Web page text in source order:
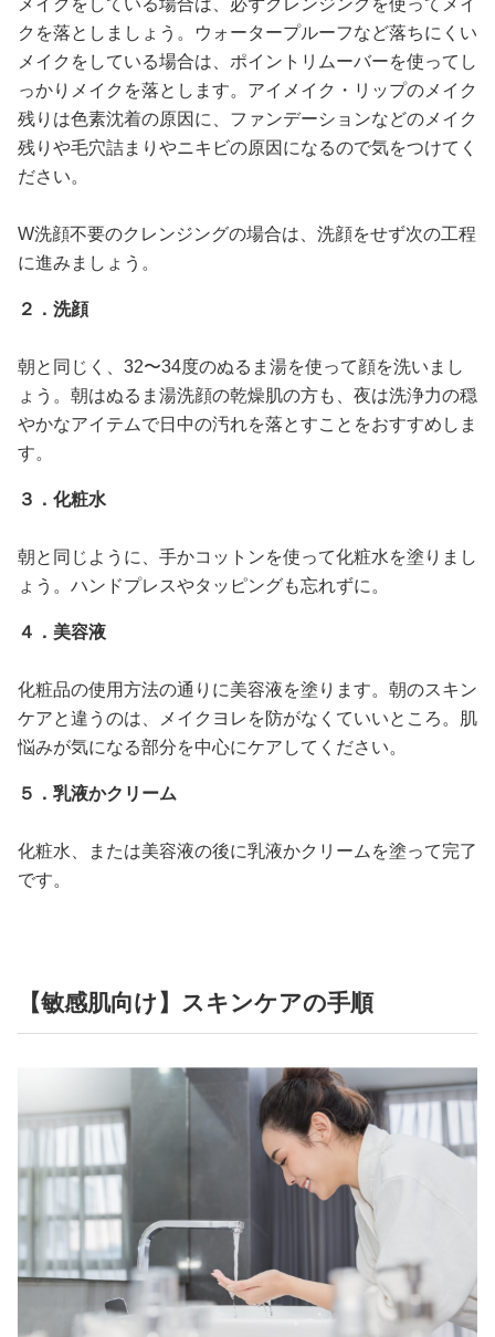
クを落としましょう。ウォータープルーフなど落ちにくい
メイクをしている場合は、ポイントリムーバーを使ってし
っかりメイクを落とします。アイメイク・リップのメイク
残りは色素沈着の原因に、ファンデーションなどのメイク
残りや毛穴詰まりやニキビの原因になるので気をつけてく
ださい。
W洗顔不要のクレンジングの場合は、洗顔をせず次の工程
に進みましょう。
２．洗顔
朝と同じく、32〜34度のぬるま湯を使って顔を洗いまし
ょう。朝はぬるま湯洗顔の乾燥肌の方も、夜は洗浄力の穏
やかなアイテムで日中の汚れを落とすことをおすすめしま
す。
３．化粧水
朝と同じように、手かコットンを使って化粧水を塗りまし
ょう。ハンドプレスやタッピングも忘れずに。
４．美容液
化粧品の使用方法の通りに美容液を塗ります。朝のスキン
ケアと違うのは、メイクヨレを防がなくていいところ。肌
悩みが気になる部分を中心にケアしてください。
５．乳液かクリーム
化粧水、または美容液の後に乳液かクリームを塗って完了
です。
【敏感肌向け】スキンケアの手順